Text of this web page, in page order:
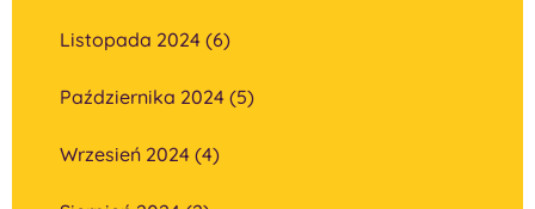
Listopada 2024 (6)
Października 2024 (5)
Wrzesień 2024 (4)